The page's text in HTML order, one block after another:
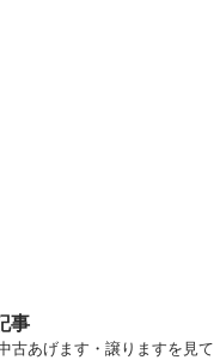
事
古あげます・譲りますを見